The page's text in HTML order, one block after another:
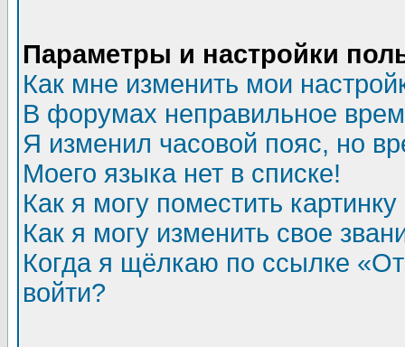
Параметры и настройки
Как мне изменить мои
В форумах неправильное
Я изменил часовой пояс, но
Моего языка нет в списке!
Как я могу поместить
Как я могу изменить свое
Когда я щёлкаю по ссылке
войти?